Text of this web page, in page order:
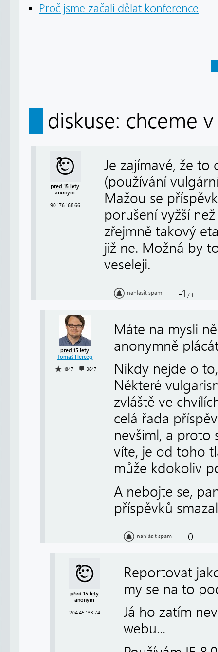
Proč jsme začali dělat konference
diskuse: chceme
před 15 lety
anonym
90.176.168.66
Je zajímavé, že to
(používání
Mažou se
porušení vyžší
zřejmně takový
již ne. Možná by
veseleji.
nahlásit spam -1 / 1
před 15 lety
Tomáš Herceg
1847 3847
Máte na mysli
anonymně
Nikdy nejde o
Některé
zvláště ve
celá řada
nevšiml, a proto
víte, je od toho
může kdokoliv
A nebojte se,
příspěvků
nahlásit spam 0
před 15 lety
anonym
204.45.133.74
Reportovat
my se na to
Já ho zatím
webu...